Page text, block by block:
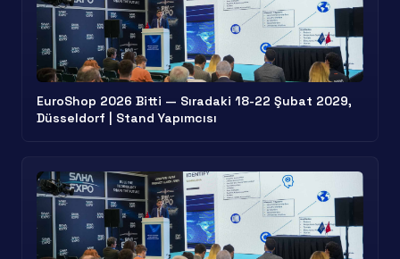
EuroShop 2026 Bitti — Sıradaki 18-22 Şubat 2029,
Düsseldorf | Stand Yapımcısı